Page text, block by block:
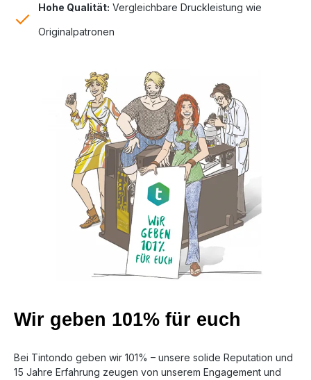
Hohe Qualität: Vergleichbare Druckleistung wie
Originalpatronen
Wir geben 101% für euch
Bei Tintondo geben wir 101% – unsere solide Reputation und
15 Jahre Erfahrung zeugen von unserem Engagement und